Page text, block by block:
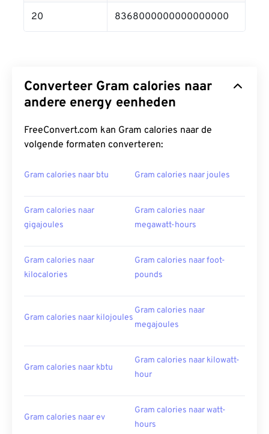
20 8368000000000000000
Converteer Gram calories naar
andere energy eenheden
FreeConvert.com kan Gram calories naar de
volgende formaten converteren:
Gram calories naar btu Gram calories naar joules
Gram calories naar
gigajoules
Gram calories naar
megawatt-hours
Gram calories naar
kilocalories
Gram calories naar foot-
pounds
Gram calories naar kilojoules
Gram calories naar
megajoules
Gram calories naar kbtu
Gram calories naar kilowatt-
hour
Gram calories naar ev
Gram calories naar watt-
hours